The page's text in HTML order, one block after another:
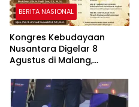
BERITA NASIONAL
Kongres Kebudayaan
Nusantara Digelar 8
Agustus di Malang,
Hadir